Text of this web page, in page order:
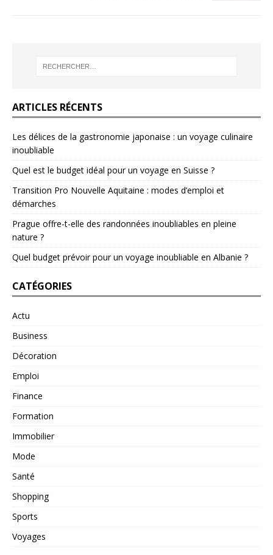
ARTICLES RÉCENTS
Les délices de la gastronomie japonaise : un voyage culinaire
inoubliable
Quel est le budget idéal pour un voyage en Suisse ?
Transition Pro Nouvelle Aquitaine : modes d’emploi et
démarches
Prague offre-t-elle des randonnées inoubliables en pleine
nature ?
Quel budget prévoir pour un voyage inoubliable en Albanie ?
CATÉGORIES
Actu
Business
Décoration
Emploi
Finance
Formation
Immobilier
Mode
Santé
Shopping
Sports
Voyages